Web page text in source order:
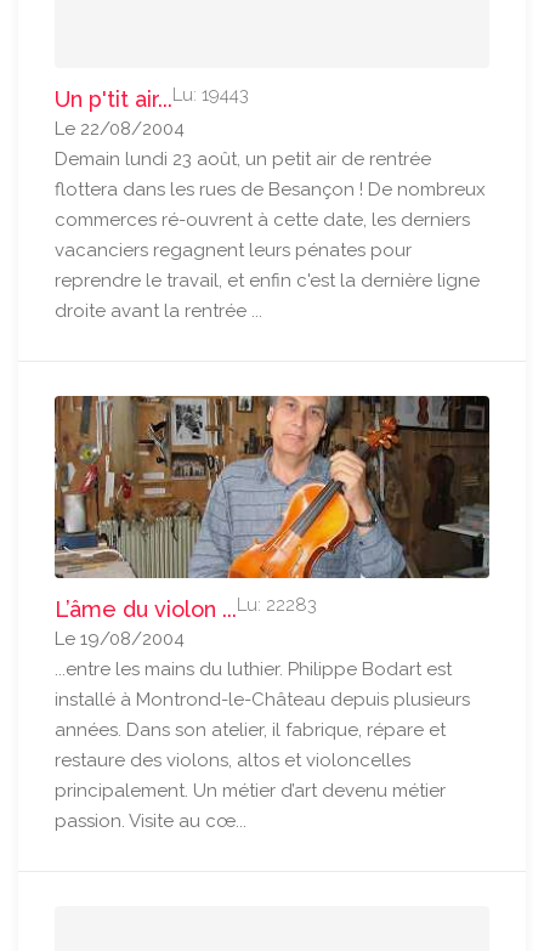
Un p'tit air...Lu: 19443
Le 22/08/2004
Demain lundi 23 août, un petit air de rentrée
flottera dans les rues de Besançon ! De nombreux
commerces ré-ouvrent à cette date, les derniers
vacanciers regagnent leurs pénates pour
reprendre le travail, et enfin c'est la dernière ligne
droite avant la rentrée ...
L’âme du violon ...Lu: 22283
Le 19/08/2004
...entre les mains du luthier. Philippe Bodart est
installé à Montrond-le-Château depuis plusieurs
années. Dans son atelier, il fabrique, répare et
restaure des violons, altos et violoncelles
principalement. Un métier d’art devenu métier
passion. Visite au cœ...